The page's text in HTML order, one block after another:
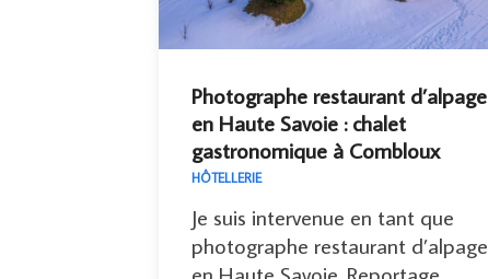
Photographe restaurant d’alpage
en Haute Savoie : chalet
gastronomique à Combloux
HÔTELLERIE
Je suis intervenue en tant que
photographe restaurant d’alpage